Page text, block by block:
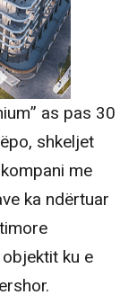
as pas 30
shkeljet
me
ka ndërtuar
ku e